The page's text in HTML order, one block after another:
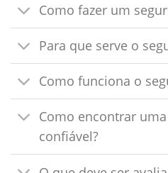
Como fazer um
Para que serve o
Como funciona o
Como encontrar
confiável?